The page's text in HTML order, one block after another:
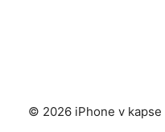
© 2026 iPhone v kapse